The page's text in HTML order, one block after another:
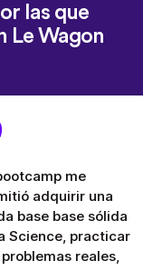
las que
Le Wagon
me
adquirir una
base base sólida
Science, practicar
reales,